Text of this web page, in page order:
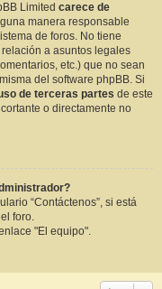
Limited carece de
manera responsable
de foros. No tiene
a asuntos legales
etc.) que no sean
del software phpBB. Si
de terceras partes de este
o directamente no
“Contáctenos”, si está
foro.
"El equipo".